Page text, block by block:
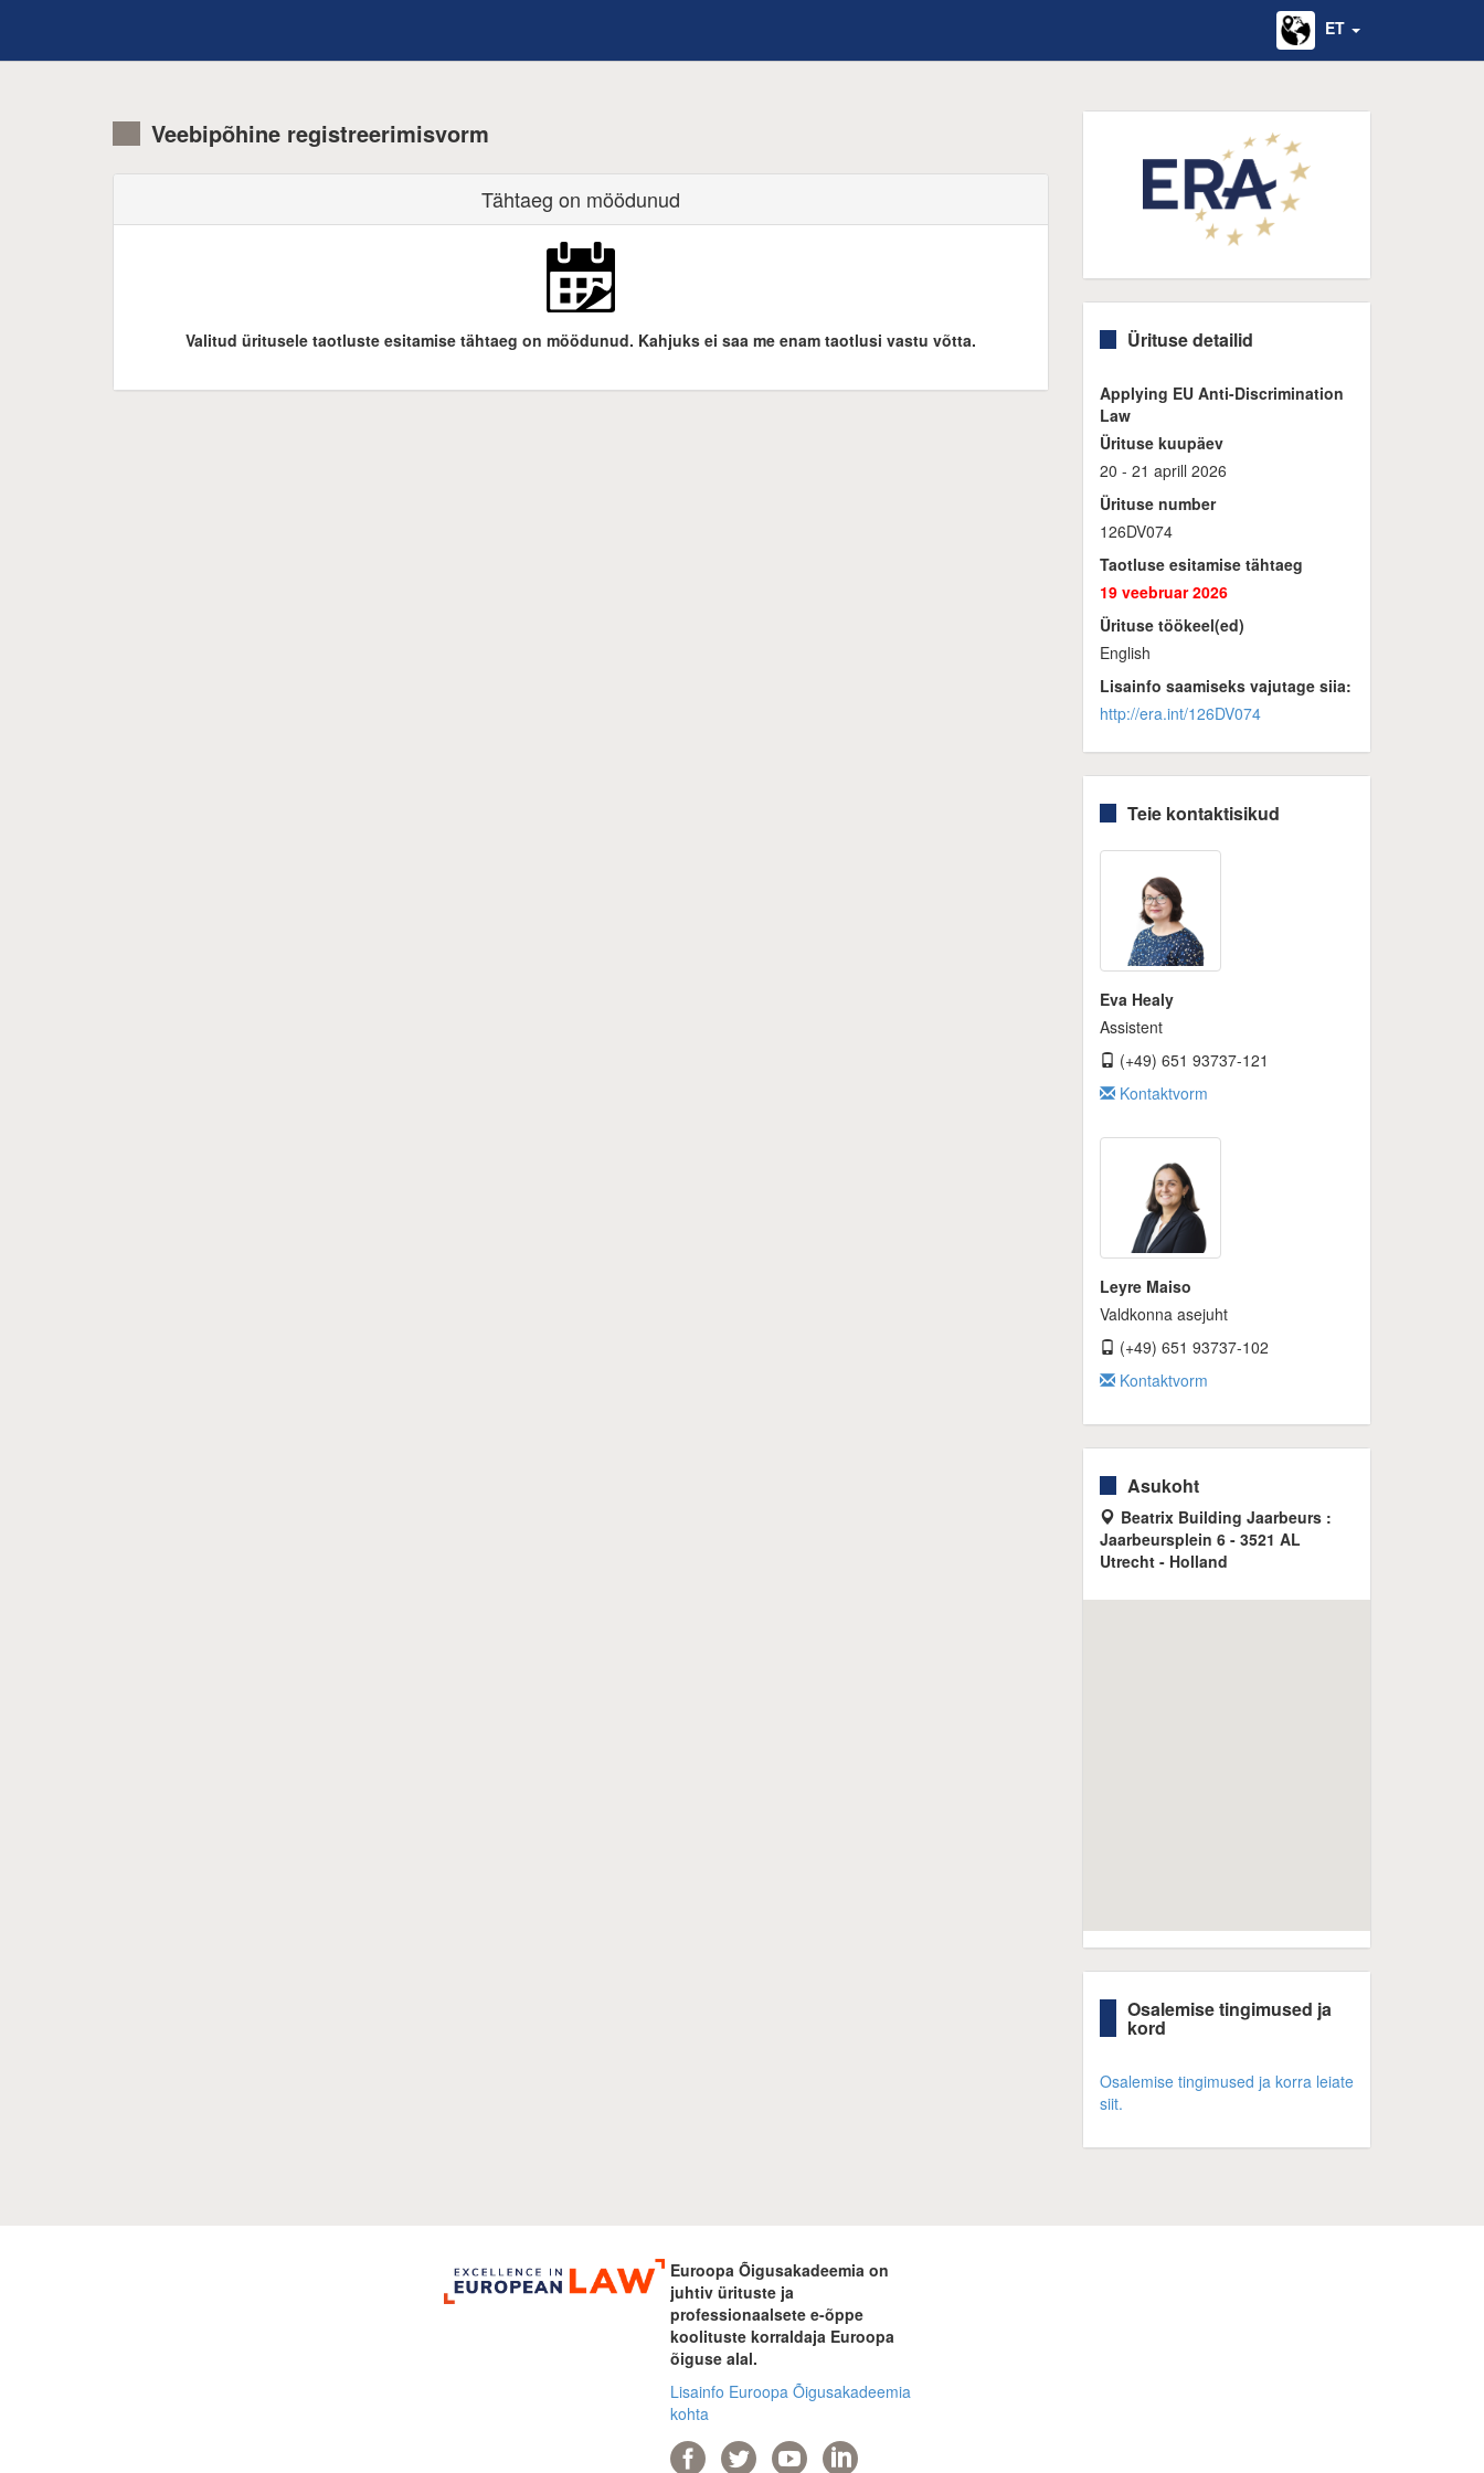
ET
Veebipõhine registreerimisvorm
Tähtaeg on möödunud
Valitud üritusele taotluste esitamise tähtaeg on möödunud. Kahjuks ei saa me enam taotlusi vastu võtta. Ürituse detailid
Applying EU Anti-Discrimination
Law
Ürituse kuupäev
20 - 21 aprill 2026
Ürituse number
126DV074
Taotluse esitamise tähtaeg
19 veebruar 2026
Ürituse töökeel(ed)
English
Lisainfo saamiseks vajutage siia:
http://era.int/126DV074
Teie kontaktisikud
Eva Healy
Assistent
(+49) 651 93737-121
Kontaktvorm
Leyre Maiso
Valdkonna asejuht
(+49) 651 93737-102
Kontaktvorm
Asukoht
Beatrix Building Jaarbeurs :
Jaarbeursplein 6 - 3521 AL
Utrecht - Holland
Osalemise tingimused ja
kord
Osalemise tingimused ja korra leiate
siit.
Euroopa Õigusakadeemia on
juhtiv ürituste ja
professionaalsete e-õppe
koolituste korraldaja Euroopa
õiguse alal.
Lisainfo Euroopa Õigusakadeemia
kohta